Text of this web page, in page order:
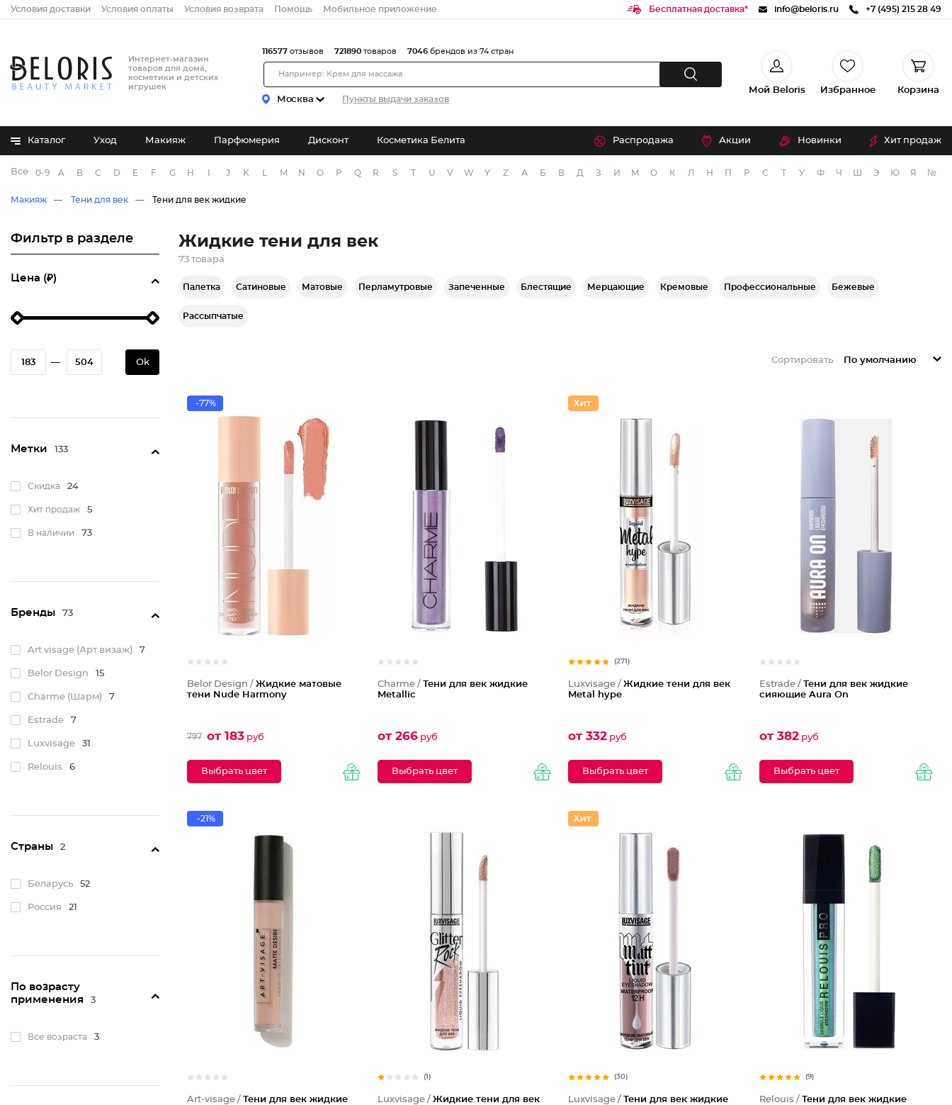
Условия доставки Условия оплаты Условия возврата Помощь Мобильное приложение Бесплатная доставка* info@beloris.ru +7 (495) 215 28 49
Интернет-магазин
товаров для дома,
косметики и детских
игрушек
Москва Пункты выдачи заказов
116577 отзывов 721890 товаров 7046 брендов из 74 стран
Мой Beloris Избранное Корзина
Каталог Уход Макияж Парфюмерия Дисконт Косметика Белита Распродажа Акции Новинки Хит продаж
Все бренды
0-9 A B C D E F G H J K M N O P Q R S T U V W Y Z А Б В Д З И М О К Л Н П Р С Т У Ф Ч Э Ю Я №
Макияж Тени для век Тени для век жидкие
Фильтр в разделе
Цена (₽)
— Ok
Метки 133
Скидка 24
Хит продаж 5
В наличии 73
Бренды 73
Art visage (Арт визаж) 7
Belor Design 15
Charme (Шарм) 7
Estrade 7
Luxvisage 31
Relouis 6
Страны 2
Беларусь 52
Россия 21
По возрасту
применения
3
Все возраста 3
Жидкие тени для век
73 товара
Палетка Сатиновые Матовые Перламутровые Запеченные Блестящие Мерцающие Кремовые Профессиональные Бежевые
Рассыпчатые
Сортировать По умолчанию
-77%
Belor Design / Жидкие матовые
тени Nude Harmony
797 от 183руб
Выбрать цвет
Charme / Тени для век жидкие
Metallic
от 266руб
Выбрать цвет
(271)
Luxvisage /Жидкие тени для век
Metal hype
от 332 руб
Выбрать цвет
Estrade / Тени для век жидкие
сияющие Aura On
от 382руб
Выбрать цвет
-21%
Art-visage / Тени для век жидкие
(1)
Luxvisage / Жидкие тени для век
(30)
Luxvisage /Тени для век жидкие
(9)
Relouis / Тени для век жидкие